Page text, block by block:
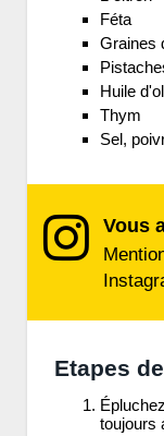
Féta
Graines
Huile
Thym
Sel,
Vous
Etapes
toujours